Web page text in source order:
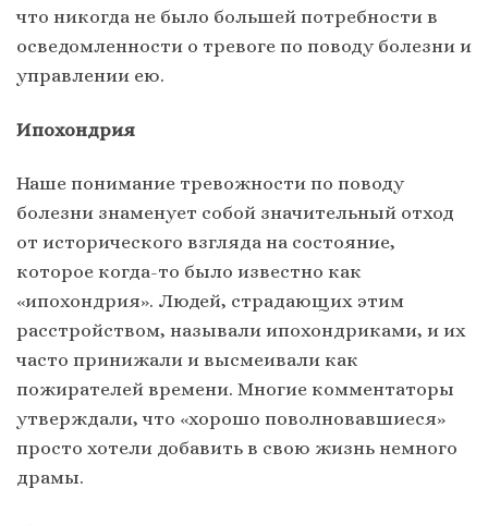
что никогда не было большей потребности в
осведомленности о тревоге по поводу болезни и
управлении ею.
Ипохондрия
Наше понимание тревожности по поводу
болезни знаменует собой значительный отход
от исторического взгляда на состояние,
которое когда-то было известно как
«ипохондрия». Людей, страдающих этим
расстройством, называли ипохондриками, и их
часто принижали и высмеивали как
пожирателей времени. Многие комментаторы
утверждали, что «хорошо поволновавшиеся»
просто хотели добавить в свою жизнь немного
драмы.